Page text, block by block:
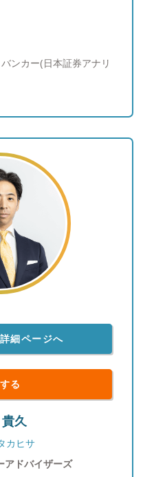
方など 娘が二人いま
公園が近いのでセレッ
も多いです。スキマ時
読むようにしています。
ンカー(日本証券アナリ
細ページへ
る
久
カヒサ
アドバイザーズ